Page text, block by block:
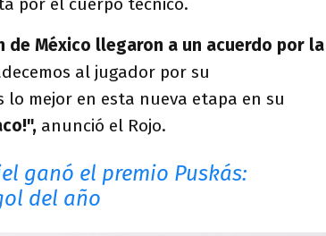
de México llegaron a un acuerdo por la
al jugador por su
lo mejor en esta nueva etapa en su
anunció el Rojo.
ganó el premio Puskás:
del año